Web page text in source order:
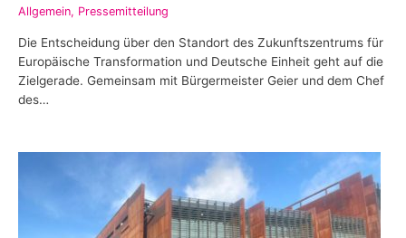
Allgemein, Pressemitteilung
Die Entscheidung über den Standort des Zukunftszentrums für
Europäische Transformation und Deutsche Einheit geht auf die
Zielgerade. Gemeinsam mit Bürgermeister Geier und dem Chef
des…